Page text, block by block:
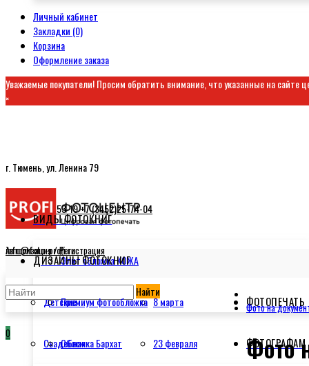
Личный кабинет
Закладки (0)
Корзина
Оформление заказа
Уважаемые покупатели! Просим обратить внимание, что указанные на сайте
×
г. Тюмень, ул. Ленина 79
+7 9-222-69-53-19+7 (3452)25-74-04
info@foto-profi.ru
Авторизация / Регистрация
Найти
0
ВИДЫ ФОТОКНИГ
Элит обложка КОЖА
Премиум фотообложка
Обложка Бархат
ДИЗАЙНЫ ФОТОКНИГ
Детские
Свадебная
8 марта
23 февраля
ФОТОПЕЧАТЬ
ФОТОГРАФАМ
Фото на
Фото